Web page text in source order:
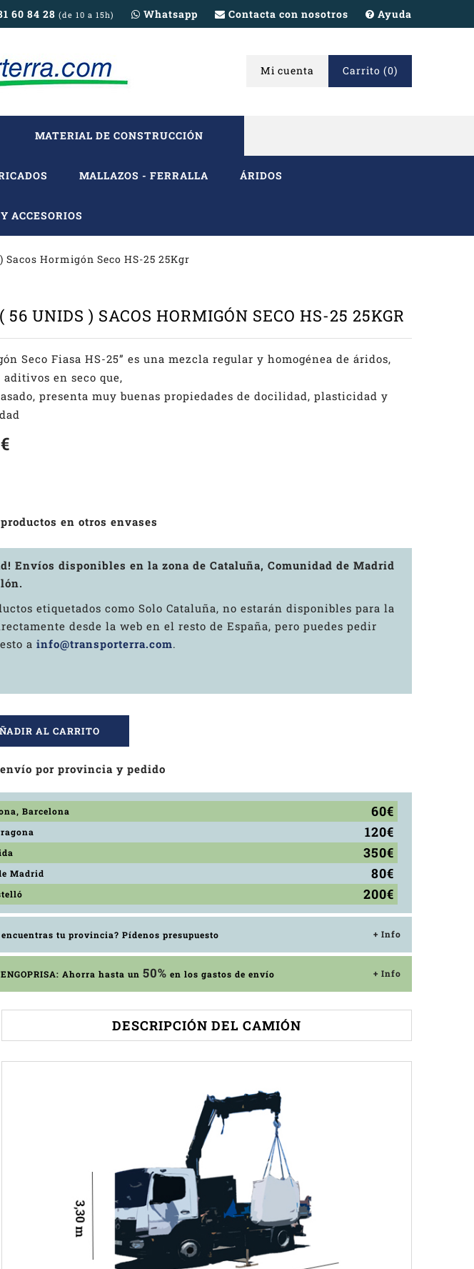
60 84 28 (de 10 a 15h) Whatsapp Contacta con nosotros Ayuda
Carrito (0)
Mi cuenta
MATERIAL DE CONSTRUCCIÓN
MALLAZOS - FERRALLA ÁRIDOS
ACCESORIOS
Sacos Hormigón Seco HS-25 25Kgr
56 UNIDS ) SACOS HORMIGÓN SECO HS-25 25KGR
Seco Fiasa HS-25” es una mezcla regular y homogénea de áridos,
en seco que,
presenta muy buenas propiedades de docilidad, plasticidad y
en otros envases
Envíos disponibles en la zona de Cataluña, Comunidad de Madrid
etiquetados como Solo Cataluña, no estarán disponibles para la
desde la web en el resto de España, pero puedes pedir
a info@transporterra.com.
AL CARRITO
envío por provincia y pedido
Barcelona 60€
120€
350€
Madrid 80€
200€
encuentras tu provincia? Pídenos presupuesto + Info
Ahorra hasta un 50% en los gastos de envío + Info
DESCRIPCIÓN DEL CAMIÓN